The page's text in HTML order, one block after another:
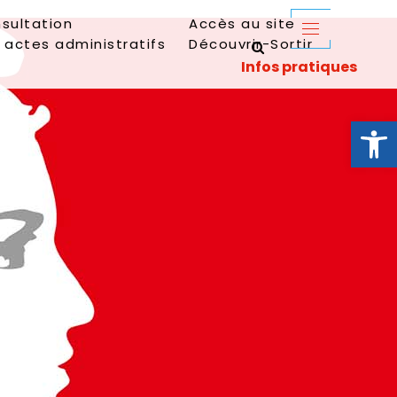
Ouvrir
actes administratifs
Accès au site
Découvrir-Sortir